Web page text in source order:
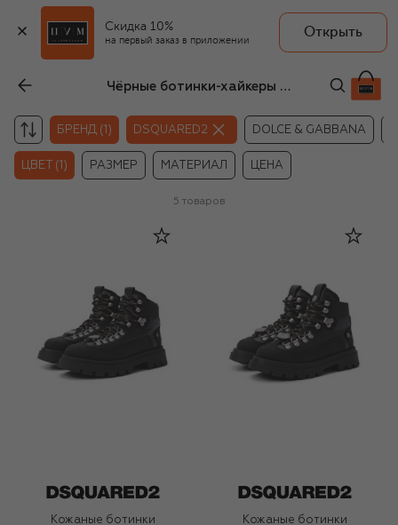
Скидка 10%
на первый заказ в приложении
Открыть
Чёрные ботинки-хайкеры для мальчиков Dsquared2
БРЕНД (1) DSQUARED2 DOLCE & GABBANA
ЦВЕТ (1) РАЗМЕР МАТЕРИАЛ ЦЕНА
5 товаров
Кожаные ботинки
Кожаные ботинки